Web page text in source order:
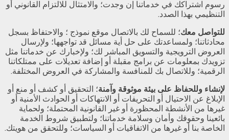
رسوم اشتراكك في خدماتنا إن وجدت؛ والامتثال للالتزام القانوني أو
التنظيمي بهذا الصدد.
للتواصل معك؛ للسماح لك بالاتصال موقع نموذج ؛ والاحتفاظ بسجل
محادثاتنا؛ ولمساعدتك على حل أية مسائل قد تواجهها؛ ولإرسال
العروض الترويجية والتسويق المباشر لك؛ ولإخبارك عن خدماتنا مثل
تزويدك بمعلومات عن برامج مقبلة أو إضافة تعديلات على ممتلكاتنا
الرقمية؛ وللاتصال بك للمنافسة والمشاركة في العروض المختلفة.
لإنشاء وللحفاظ على بيئة موثوقة وآمنة؛ التحقيق أو كشف أو منع أو
الإبلاغ عن الاحتيال أو التحريفات أو الانتهاكات أو الحوادث الأمنية أو
غيرها من الأنشطة المحظورة أو غير القانونية المحتملة؛ ولحماية
بائعينا وحقوقك وأمان وسلامة خدماتنا؛ ولتطبيق شروط الخدمة
الخاصة بنا أو غيرها من الاتفاقيات أو السياسات؛ وللتحقق من هويتك.